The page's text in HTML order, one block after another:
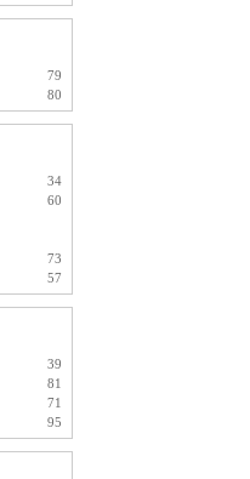
79
80
34
60
73
57
39
81
71
95